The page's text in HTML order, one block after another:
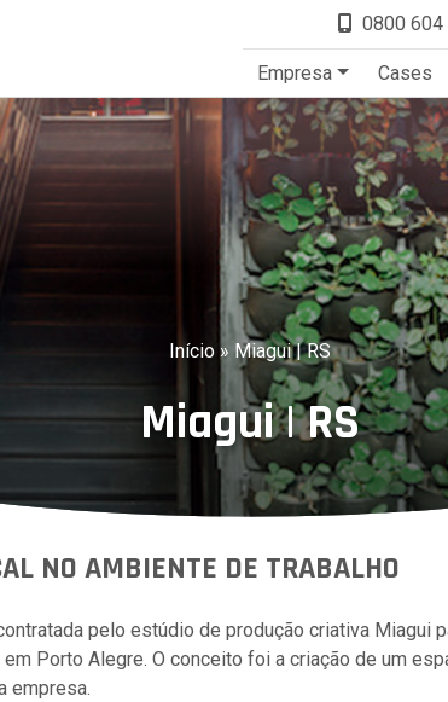
0800 604
Empresa Cases
Início » Miagui | RS
Miagui | RS
NO AMBIENTE DE TRABALHO
pelo estúdio de produção criativa Miagui
Porto Alegre. O conceito foi a criação de um
empresa.